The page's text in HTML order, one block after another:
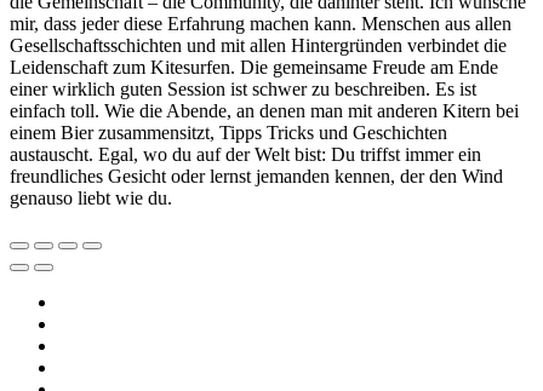
mir, dass jeder diese Erfahrung machen kann. Menschen aus allen
Gesellschaftsschichten und mit allen Hintergründen verbindet die
Leidenschaft zum Kitesurfen. Die gemeinsame Freude am Ende
einer wirklich guten Session ist schwer zu beschreiben. Es ist
einfach toll. Wie die Abende, an denen man mit anderen Kitern bei
einem Bier zusammensitzt, Tipps Tricks und Geschichten
austauscht. Egal, wo du auf der Welt bist: Du triffst immer ein
freundliches Gesicht oder lernst jemanden kennen, der den Wind
genauso liebt wie du.